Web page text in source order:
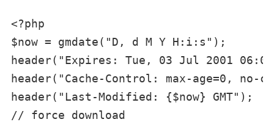
<?php
$now = gmdate("D, d M Y H:i:s");
header("Expires: Tue, 03 Jul 2001
header("Cache-Control: max-age=0,
header("Last-Modified: {$now} GMT");
// force download